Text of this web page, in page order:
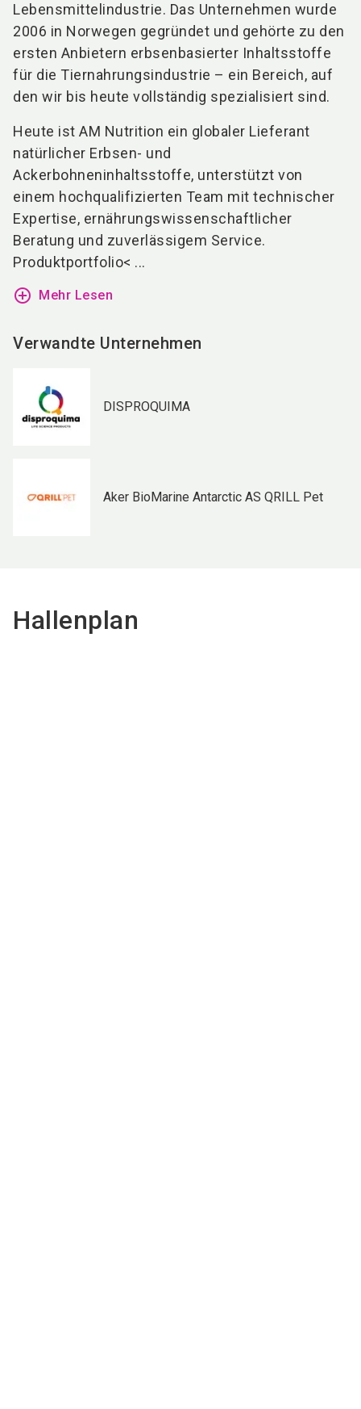
Lebensmittelindustrie. Das Unternehmen wurde
2006 in Norwegen gegründet und gehörte zu den
ersten Anbietern erbsenbasierter Inhaltsstoffe
für die Tiernahrungsindustrie – ein Bereich, auf
den wir bis heute vollständig spezialisiert sind.
Heute ist AM Nutrition ein globaler Lieferant
natürlicher Erbsen- und
Ackerbohneninhaltsstoffe, unterstützt von
einem hochqualifizierten Team mit technischer
Expertise, ernährungswissenschaftlicher
Beratung und zuverlässigem Service.
Produktportfolio< ...
add_circle_outline Mehr Lesen
Verwandte Unternehmen
DISPROQUIMA
Aker BioMarine Antarctic AS QRILL Pet
Hallenplan